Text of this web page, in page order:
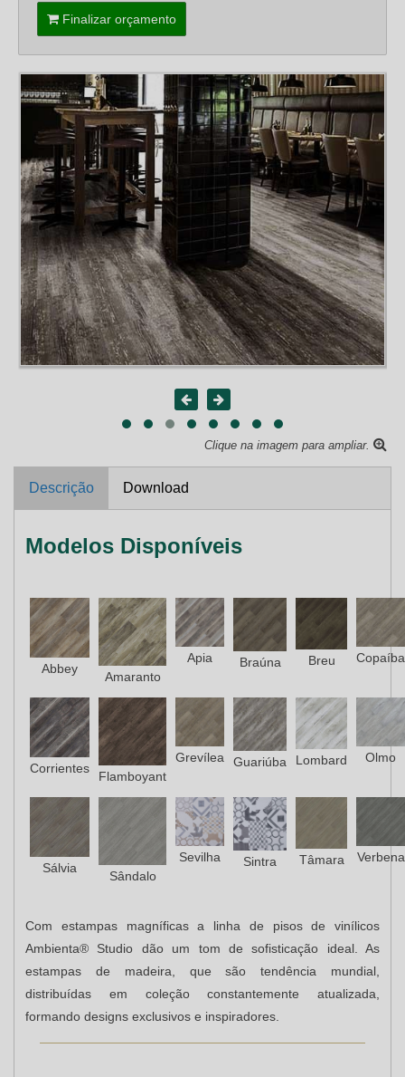
Finalizar orçamento
Clique na imagem para ampliar.
Descrição Download
Modelos Disponíveis
Abbey
Amaranto
Apia Braúna Breu Copaíba
Corrientes
Flamboyant
Grevílea Guariúba Lombard Olmo
Sálvia
Sândalo
Sevilha Sintra Tâmara Verbena
Com estampas magníficas a linha de pisos de vinílicos
Ambienta® Studio dão um tom de sofisticação ideal. As
estampas de madeira, que são tendência mundial,
distribuídas em coleção constantemente atualizada,
formando designs exclusivos e inspiradores.